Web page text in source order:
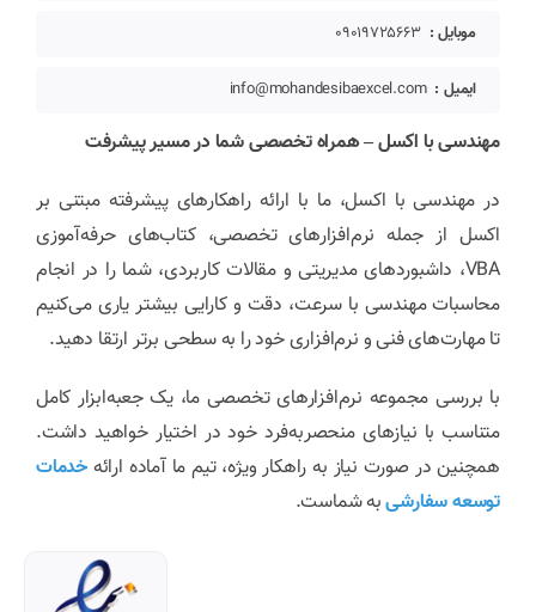
موبایل : 09019725663
ایمیل : info@mohandesibaexcel.com
مهندسی با اکسل – همراه تخصصی شما در مسیر پیشرفت
در مهندسی با اکسل، ما با ارائه راهکارهای پیشرفته مبتنی بر
اکسل از جمله نرم‌افزارهای تخصصی، کتاب‌های حرفه‌آموزی
VBA، داشبوردهای مدیریتی و مقالات کاربردی، شما را در انجام
محاسبات مهندسی با سرعت، دقت و کارایی بیشتر یاری می‌کنیم
تا مهارت‌های فنی و نرم‌افزاری خود را به سطحی برتر ارتقا دهید.
با بررسی مجموعه نرم‌افزارهای تخصصی ما، یک جعبه‌ابزار کامل
متناسب با نیازهای منحصربه‌فرد خود در اختیار خواهید داشت.
همچنین در صورت نیاز به راهکار ویژه، تیم ما آماده ارائهخدمات
توسعه سفارشیبه شماست.